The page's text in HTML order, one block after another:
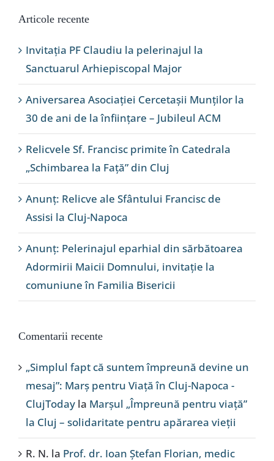
Articole recente
Invitația PF Claudiu la pelerinajul la
Sanctuarul Arhiepiscopal Major
Aniversarea Asociației Cercetașii Munților la
30 de ani de la înființare – Jubileul ACM
Relicvele Sf. Francisc primite în Catedrala
„Schimbarea la Față” din Cluj
Anunț: Relicve ale Sfântului Francisc de
Assisi la Cluj-Napoca
Anunț: Pelerinajul eparhial din sărbătoarea
Adormirii Maicii Domnului, invitație la
comuniune în Familia Bisericii
Comentarii recente
„Simplul fapt că suntem împreună devine un
mesaj”: Marș pentru Viață în Cluj-Napoca -
ClujToday la Marșul „Împreună pentru viață”
la Cluj – solidaritate pentru apărarea vieții
R. N. la Prof. dr. Ioan Ștefan Florian, medic